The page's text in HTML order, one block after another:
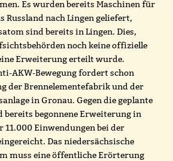
Es wurden bereits Maschinen für
Russland nach Lingen geliefert,
sind bereits in Lingen. Dies,
noch keine offizielle
Erweiterung erteilt wurde.
AKW-Bewegung fordert schon
der Brennelementefabrik und der
in Gronau. Gegen die geplante
bereits begonnene Erweiterung in
11.000 Einwendungen bei der
Das niedersächsische
muss eine öffentliche Erörterung